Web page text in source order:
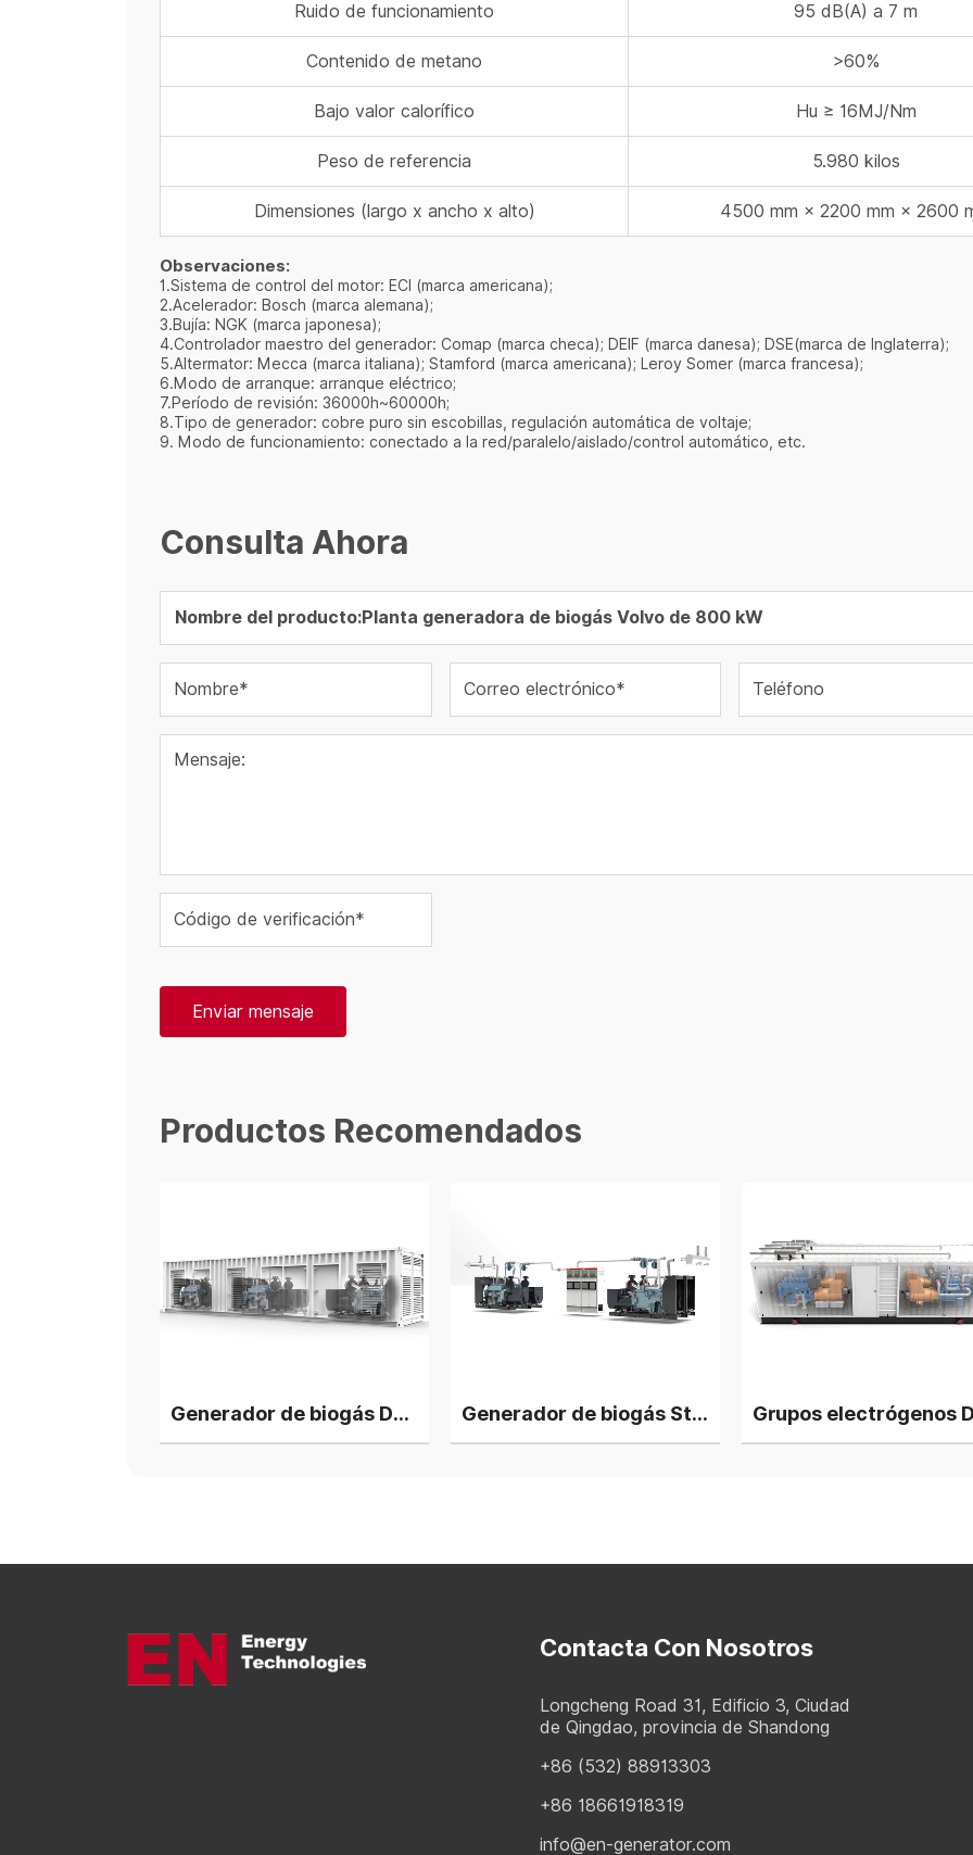
Ruido de funcionamiento
95 dB(A) a 7 m
Contenido de metano
>60%
Bajo valor calorífico
Hu ≥ 16MJ/Nm
Peso de referencia
5.980 kilos
Dimensiones (largo x ancho x alto)
4500 mm × 2200 mm × 2600
Observaciones:
1.Sistema de control del motor: ECI (marca americana);
2.Acelerador: Bosch (marca alemana);
3.Bujía: NGK (marca japonesa);
4.Controlador maestro del generador: Comap (marca checa); DEIF (marca danesa); DSE(marca de Inglaterra);
5.Altermator: Mecca (marca italiana); Stamford (marca americana); Leroy Somer (marca francesa);
6.Modo de arranque: arranque eléctrico;
7.Período de revisión: 36000h~60000h;
8.Tipo de generador: cobre puro sin escobillas, regulación automática de voltaje;
9. Modo de funcionamiento: conectado a la red/paralelo/aislado/control automático, etc.
Consulta Ahora
Nombre* Correo electrónico* Teléfono
Mensaje:
Código de verificación*
Enviar mensaje
Productos Recomendados
Generador de biogás Deutz V12 de 1350 kW, 3 unidades en paralelo Generador de biogás Steyr T12 de 1000 kW, 4 unidades en paralelo
Contacta Con Nosotros
Longcheng Road 31, Edificio 3, Ciudad
de Qingdao, provincia de Shandong
+86 (532) 88913303
+86 18661918319
info@en-generator.com